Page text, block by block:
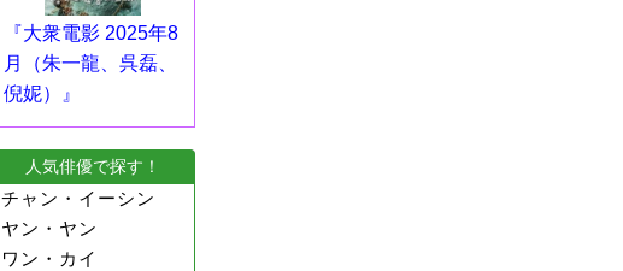
『大衆電影 2025年8
月（朱一龍、呉磊、
倪妮）』
人気俳優で探す！
チャン・イーシン
ヤン・ヤン
ワン・カイ